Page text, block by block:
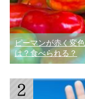
ピーマンが赤く変
は？食べられる？